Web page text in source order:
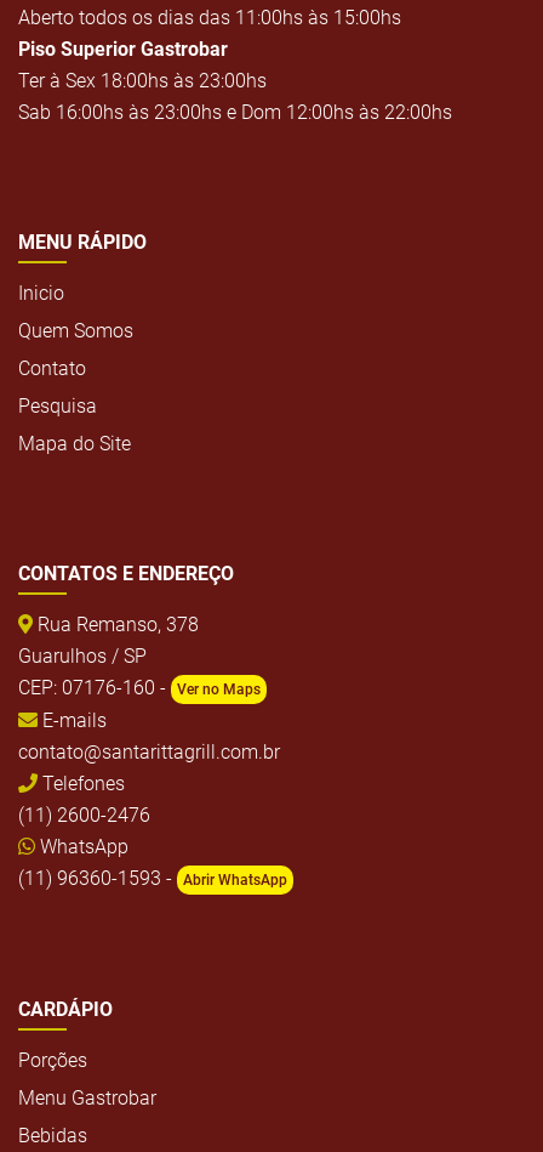
Aberto todos os dias das 11:00hs às 15:00hs
Piso Superior Gastrobar
Ter à Sex 18:00hs às 23:00hs
Sab 16:00hs às 23:00hs e Dom 12:00hs às 22:00hs
MENU RÁPIDO
Inicio
Quem Somos
Contato
Pesquisa
Mapa do Site
CONTATOS E ENDEREÇO
Rua Remanso, 378
Guarulhos / SP
CEP: 07176-160 -
Ver no Maps
E-mails
contato@santarittagrill.com.br
Telefones
(11) 2600-2476
WhatsApp
(11) 96360-1593 -
Abrir WhatsApp
CARDÁPIO
Porções
Menu Gastrobar
Bebidas